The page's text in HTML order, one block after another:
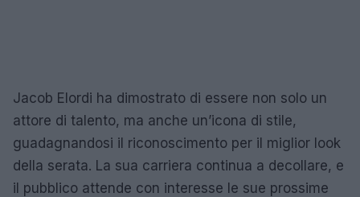
Jacob Elordi ha dimostrato di essere non solo un
attore di talento, ma anche un’icona di stile,
guadagnandosi il riconoscimento per il miglior look
della serata. La sua carriera continua a decollare, e
il pubblico attende con interesse le sue prossime